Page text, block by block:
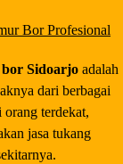
Bor Profesional
Sidoarjo adalah
dari berbagai
terdekat,
jasa tukang